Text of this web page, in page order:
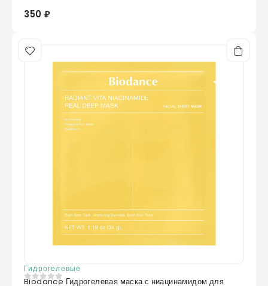
350 ₽
Гидрогелевые
Biodance Гидрогелевая маска с ниацинамидом для